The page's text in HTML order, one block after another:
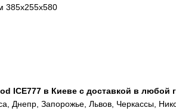
385х255х580
ICE777 в Киеве с доставкой в любой
Днепр, Запорожье, Львов, Черкассы,